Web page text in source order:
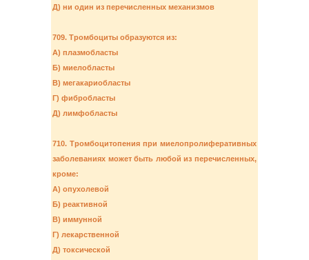
Д) ни один из перечисленных механизмов
709. Тромбоциты образуются из:
А) плазмобласты
Б) миелобласты
В) мегакариобласты
Г) фибробласты
Д) лимфобласты
710. Тромбоцитопения при миелопролиферативных
заболеваниях может быть любой из перечисленных,
кроме:
А) опухолевой
Б) реактивной
В) иммунной
Г) лекарственной
Д) токсической